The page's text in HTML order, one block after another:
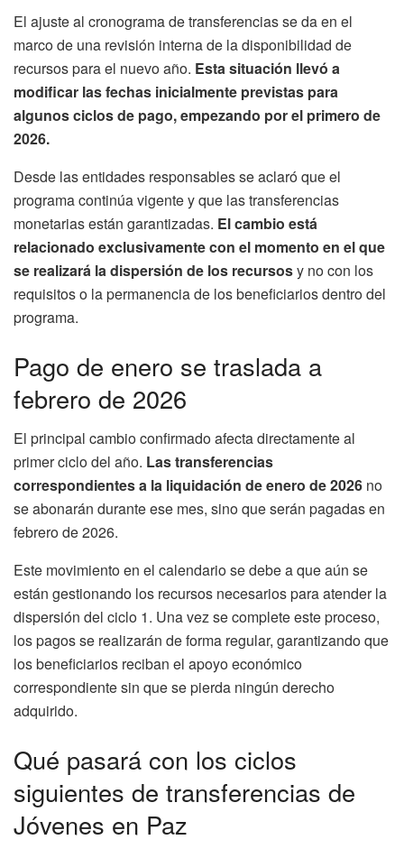
El ajuste al cronograma de transferencias se da en el
marco de una revisión interna de la disponibilidad de
recursos para el nuevo año. Esta situación llevó a
modificar las fechas inicialmente previstas para
algunos ciclos de pago, empezando por el primero de
2026.
Desde las entidades responsables se aclaró que el
programa continúa vigente y que las transferencias
monetarias están garantizadas. El cambio está
relacionado exclusivamente con el momento en el que
se realizará la dispersión de los recursosy no con los
requisitos o la permanencia de los beneficiarios dentro del
programa.
Pago de enero se traslada a
febrero de 2026
El principal cambio confirmado afecta directamente al
primer ciclo del año. Las transferencias
correspondientes a la liquidación de enero de 2026 no
se abonarán durante ese mes, sino que serán pagadas en
febrero de 2026.
Este movimiento en el calendario se debe a que aún se
están gestionando los recursos necesarios para atender la
dispersión del ciclo 1. Una vez se complete este proceso,
los pagos se realizarán de forma regular, garantizando que
los beneficiarios reciban el apoyo económico
correspondiente sin que se pierda ningún derecho
adquirido.
Qué pasará con los ciclos
siguientes de transferencias de
Jóvenes en Paz